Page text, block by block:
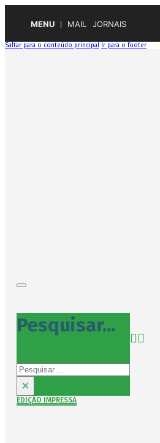
MENU MAIL JORNAIS
Saltar para o conteúdo principal Ir para o footer
Pesquisar...
Pesquisar
×
EDIÇÃO IMPRESSA